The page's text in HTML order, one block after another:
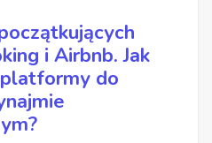
i Airbnb. Jak
do